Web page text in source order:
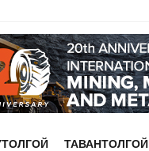
ТАВАНТОЛГОЙ